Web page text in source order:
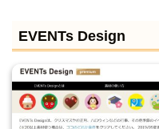
EVENTs Design